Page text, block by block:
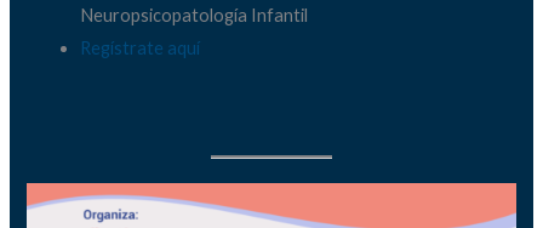
Neuropsicopatología Infantil
Regístrate aquí